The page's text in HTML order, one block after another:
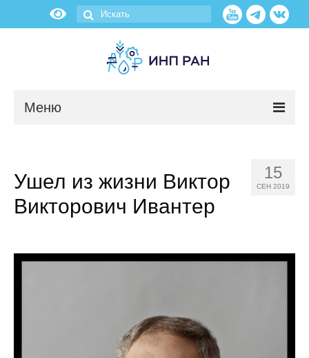
Меню
О нас
Об институте
15
СЕН 2019
Ушел из жизни Виктор
Викторович Ивантер